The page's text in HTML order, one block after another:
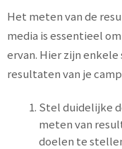
Het meten van de
media is essentieel
ervan. Hier zijn
resultaten van je
Stel duidelijke
meten van
doelen te